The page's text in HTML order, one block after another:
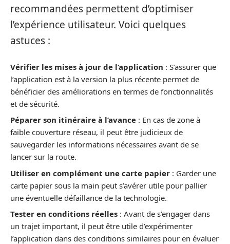
recommandées permettent d’optimiser
l’expérience utilisateur. Voici quelques
astuces :
Vérifier les mises à jour de l’application : S’assurer que
l’application est à la version la plus récente permet de
bénéficier des améliorations en termes de fonctionnalités
et de sécurité.
Péparer son itinéraire à l’avance : En cas de zone à
faible couverture réseau, il peut être judicieux de
sauvegarder les informations nécessaires avant de se
lancer sur la route.
Utiliser en complément une carte papier : Garder une
carte papier sous la main peut s’avérer utile pour pallier
une éventuelle défaillance de la technologie.
Tester en conditions réelles : Avant de s’engager dans
un trajet important, il peut être utile d’expérimenter
l’application dans des conditions similaires pour en évaluer